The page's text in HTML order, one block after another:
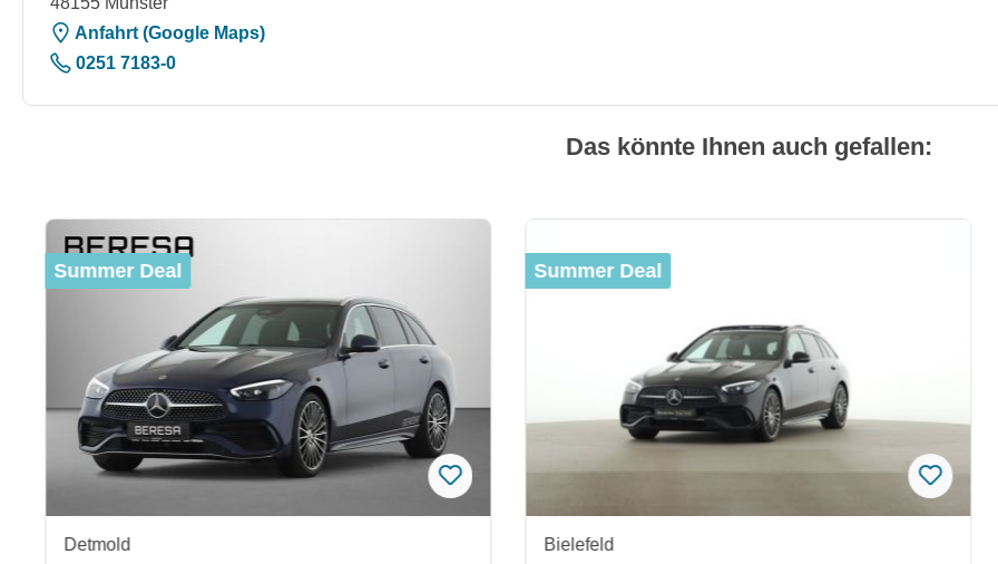
Anfahrt (Google Maps)
0251 7183-0
Das könnte Ihnen auch gefallen:
Summer Deal
Detmold
Summer Deal
Bielefeld